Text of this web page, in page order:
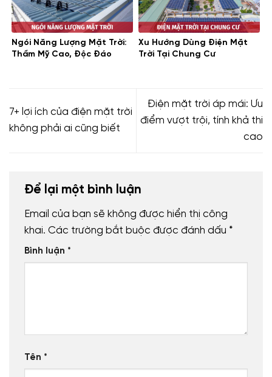
Ngói Năng Lượng Mặt Trời:
Thẩm Mỹ Cao, Độc Đáo
Xu Hướng Dùng Điện Mặt
Trời Tại Chung Cư
7+ lợi ích của điện mặt trời
không phải ai cũng biết
Điện mặt trời áp mái: Ưu
điểm vượt trội, tính khả thi
cao
Để lại một bình luận
Email của bạn sẽ không được hiển thị công
khai. Các trường bắt buộc được đánh dấu *
Bình luận *
Tên *